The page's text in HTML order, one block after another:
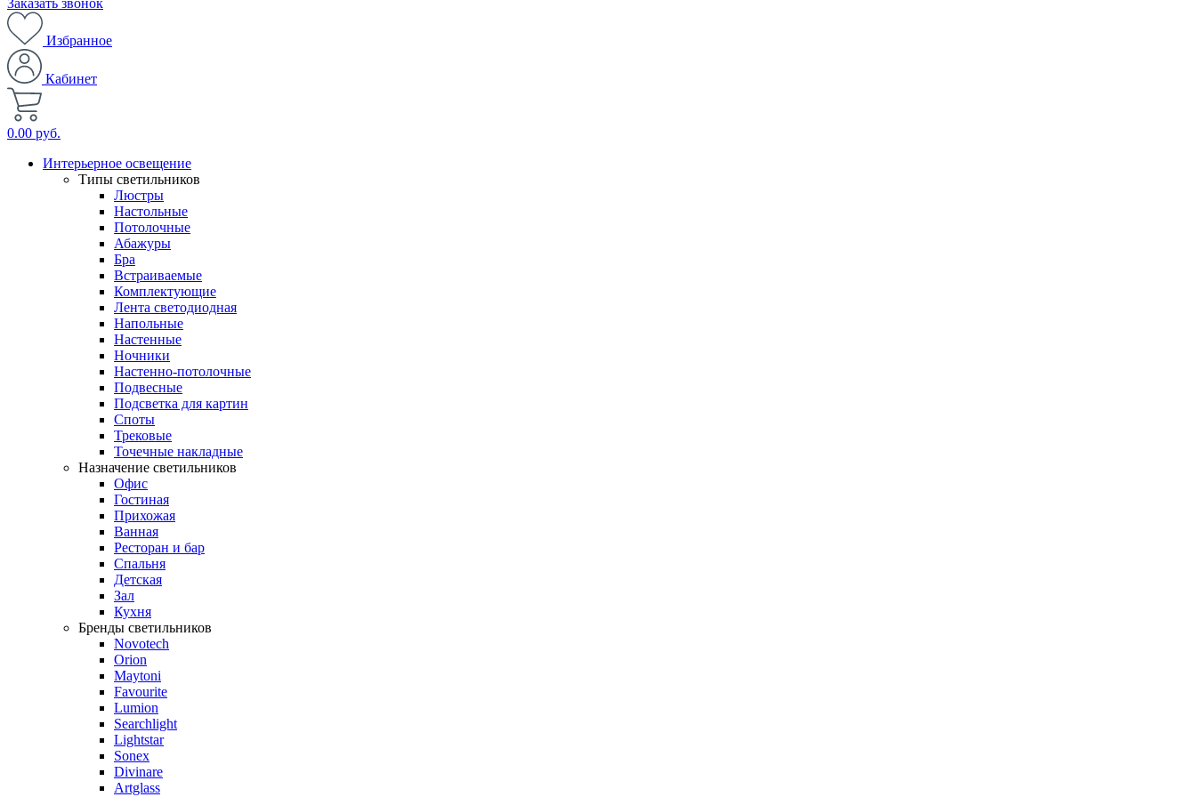
Заказать звонок
Избранное
Кабинет
0.00 руб.
Интерьерное освещение
Типы светильников
Люстры
Настольные
Потолочные
Абажуры
Бра
Встраиваемые
Комплектующие
Лента светодиодная
Напольные
Настенные
Ночники
Настенно-потолочные
Подвесные
Подсветка для картин
Споты
Трековые
Точечные накладные
Назначение светильников
Офис
Гостиная
Прихожая
Ванная
Ресторан и бар
Спальня
Детская
Зал
Кухня
Бренды светильников
Novotech
Orion
Maytoni
Favourite
Lumion
Searchlight
Lightstar
Sonex
Divinare
Artglass